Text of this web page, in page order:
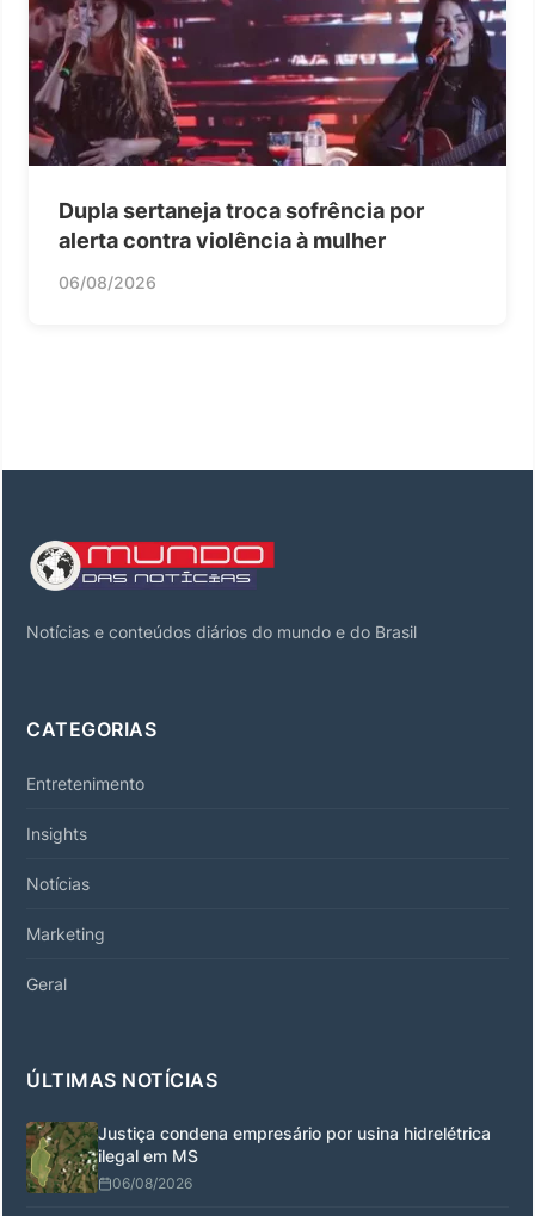
Dupla sertaneja troca sofrência por
alerta contra violência à mulher
06/08/2026
Notícias e conteúdos diários do mundo e do Brasil
CATEGORIAS
Entretenimento
Insights
Notícias
Marketing
Geral
ÚLTIMAS NOTÍCIAS
Justiça condena empresário por usina hidrelétrica
ilegal em MS
06/08/2026